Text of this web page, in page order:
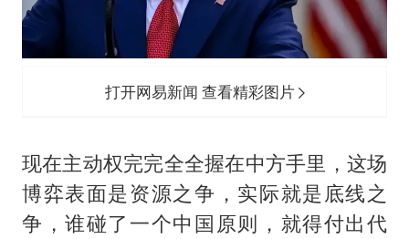
打开网易新闻 查看精彩图片
现在主动权完完全全握在中方手里，这场
博弈表面是资源之争，实际就是底线之
争，谁碰了一个中国原则，就得付出代